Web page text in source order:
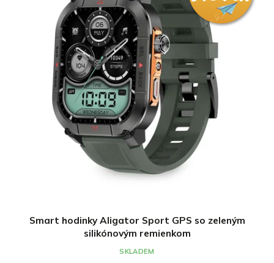
Smart hodinky Aligator Sport GPS so zeleným
silikónovým remienkom
SKLADEM